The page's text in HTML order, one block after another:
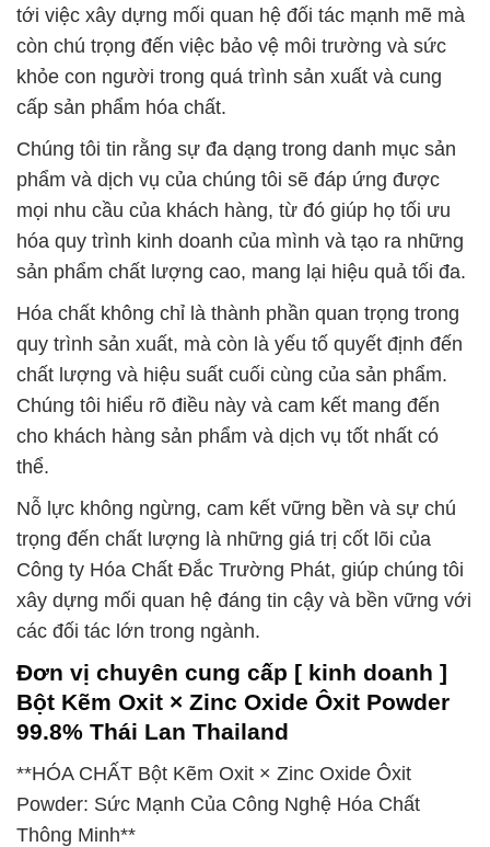
tới việc xây dựng mối quan hệ đối tác mạnh mẽ mà
còn chú trọng đến việc bảo vệ môi trường và sức
khỏe con người trong quá trình sản xuất và cung
cấp sản phẩm hóa chất.
Chúng tôi tin rằng sự đa dạng trong danh mục sản
phẩm và dịch vụ của chúng tôi sẽ đáp ứng được
mọi nhu cầu của khách hàng, từ đó giúp họ tối ưu
hóa quy trình kinh doanh của mình và tạo ra những
sản phẩm chất lượng cao, mang lại hiệu quả tối đa.
Hóa chất không chỉ là thành phần quan trọng trong
quy trình sản xuất, mà còn là yếu tố quyết định đến
chất lượng và hiệu suất cuối cùng của sản phẩm.
Chúng tôi hiểu rõ điều này và cam kết mang đến
cho khách hàng sản phẩm và dịch vụ tốt nhất có
thể.
Nỗ lực không ngừng, cam kết vững bền và sự chú
trọng đến chất lượng là những giá trị cốt lõi của
Công ty Hóa Chất Đắc Trường Phát, giúp chúng tôi
xây dựng mối quan hệ đáng tin cậy và bền vững với
các đối tác lớn trong ngành.
Đơn vị chuyên cung cấp [ kinh doanh ]
Bột Kẽm Oxit × Zinc Oxide Ôxit Powder
99.8% Thái Lan Thailand
**HÓA CHẤT Bột Kẽm Oxit × Zinc Oxide Ôxit
Powder: Sức Mạnh Của Công Nghệ Hóa Chất
Thông Minh**